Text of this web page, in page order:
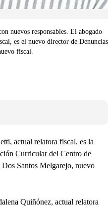
nuevos responsables. El abogado
es el nuevo director de Denuncias
fiscal.
actual relatora fiscal, es la
Curricular del Centro de
Dos Santos Melgarejo, nuevo
Quiñónez, actual relatora